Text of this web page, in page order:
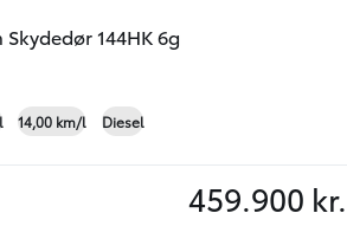
144HK 6g
14,00 km/l Diesel
459.900 kr.